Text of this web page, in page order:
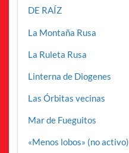
DE RAÍZ
La Montaña Rusa
La Ruleta Rusa
Linterna de Diogenes
Las Órbitas vecinas
Mar de Fueguitos
«Menos lobos» (no activo)